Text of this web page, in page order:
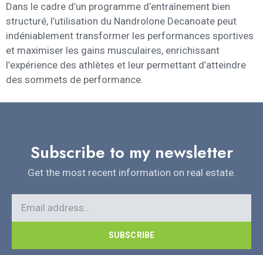
Dans le cadre d’un programme d’entraînement bien
structuré, l’utilisation du Nandrolone Decanoate peut
indéniablement transformer les performances sportives
et maximiser les gains musculaires, enrichissant
l’expérience des athlètes et leur permettant d’atteindre
des sommets de performance.
Subscribe to my newsletter
Get the most recent information on real estate.
SUBSCRIBE